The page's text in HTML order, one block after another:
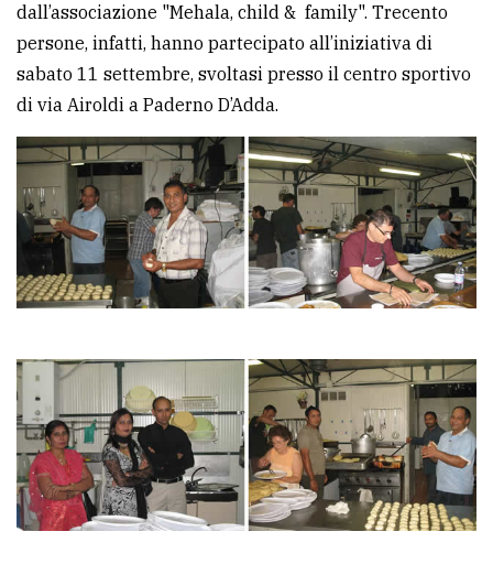
CERCA
Cerca
per
comune
Ricerca
avanzata
LE
ALTRE
PRIVACY
dall’associazione "Mehala, child & family". Trecento
persone, infatti, hanno partecipato all’iniziativa di
sabato 11 settembre, svoltasi presso il centro sportivo
di via Airoldi a Paderno D’Adda.